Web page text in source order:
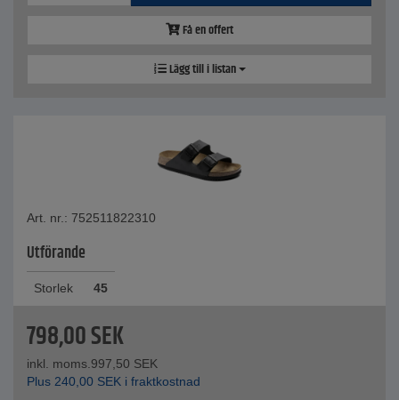
Få en offert
Lägg till i listan
Art. nr.: 752511822310
Utförande
Storlek 45
798,00SEK
inkl. moms.997,50 SEK
Plus 240,00 SEK i fraktkostnad